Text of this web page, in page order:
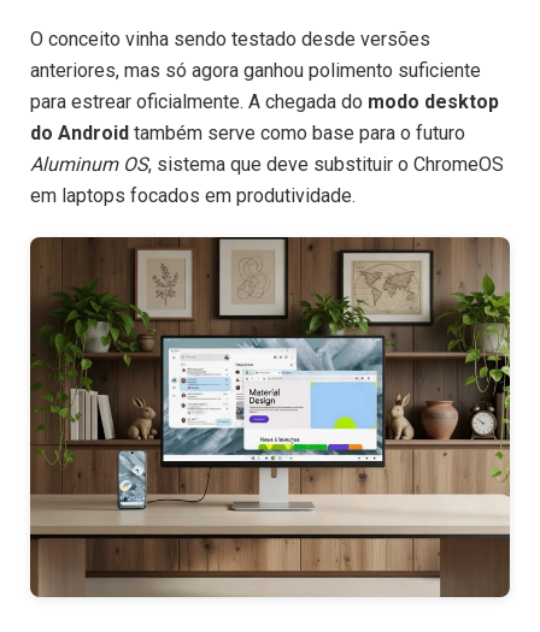
O conceito vinha sendo testado desde versões
anteriores, mas só agora ganhou polimento suficiente
para estrear oficialmente. A chegada do modo desktop
do Android também serve como base para o futuro
Aluminum OS, sistema que deve substituir o ChromeOS
em laptops focados em produtividade.